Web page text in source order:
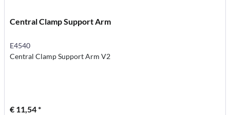
Central Clamp Support Arm
E4540
Central Clamp Support Arm V2
€ 11,54 *